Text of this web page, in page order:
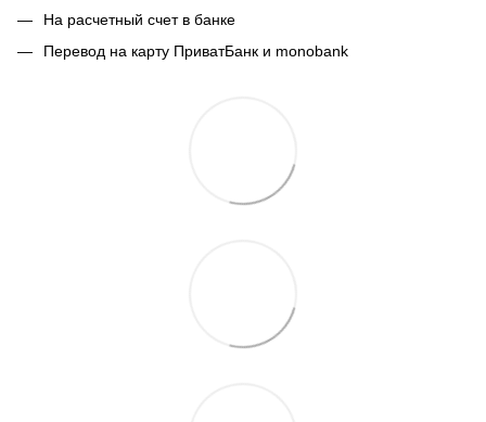
На расчетный счет в банке
Перевод на карту ПриватБанк и monobank